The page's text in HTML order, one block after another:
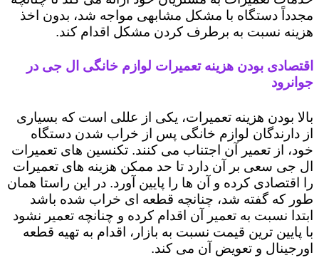
مجدداً دستگاه با مشکل مشابهی مواجه شد، بدون اخذ
هزینه نسبت به برطرف کردن مشکل اقدام کند.
اقتصادی بودن هزینه تعمیرات لوازم خانگی ال جی در
جوانرود
بالا بودن هزینه تعمیرات، یکی از عللی است که بسیاری
از دارندگان لوازم خانگی پس از خراب شدن دستگاه
خود، از تعمیر آن اجتناب می کنند. تکنسین های تعمیرات
ال جی سعی بر آن دارد تا حد ممکن هزینه های تعمیرات
را اقتصادی کرده و آن ها را پایین آورد. در این راستا همان
طور که گفته شد، چنانچه قطعه ای خراب شده باشد
ابتدا نسبت به تعمیر آن اقدام کرده و چنانچه تعمیر نشود
با پایین ترین قیمت نسبت به بازار، اقدام به تهیه قطعه
اورجینال و تعویض آن می کند.